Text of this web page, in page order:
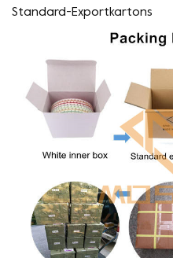
Standard-Exportkartons